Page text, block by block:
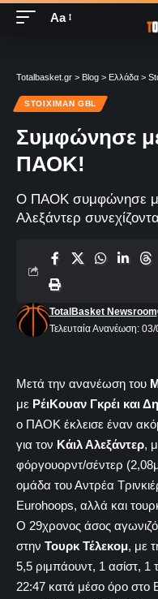
Aa
Totalbasket.gr > Blog > Ελλάδα >
STOIXIMAN GBL
Συμφώνησε
ΠΑΟΚ!
Ο ΠΑΟΚ συμφώνησε
Αλεξάντερ
Τελευταία Ανανέωση:
TotalBasket Newsroom
Μετά την ανανέωση του
με ΡέιΚουαν Γκρέι και
ο ΠΑΟΚ έκλεισε έναν
για τον Κάιλ Αλεξάντερ,
φόργουορντ/σέντερ
ομάδα του Αντρέα
Eurohoops, αλλά και
Ο 29χρονος άσος
στην Τουρκ Τέλεκομ, με
5,5 ριμπάουντ, 1 ασίστ, 1
22:47 κατά μέσο όρο στο